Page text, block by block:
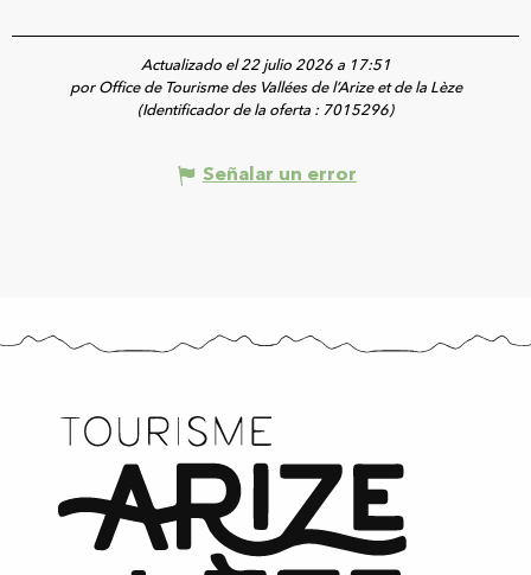
Actualizado el 22 julio 2026 a 17:51
por Office de Tourisme des Vallées de l’Arize et de la Lèze
(Identificador de la oferta : 7015296)
Señalar un error